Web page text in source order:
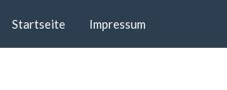
Startseite Impressum